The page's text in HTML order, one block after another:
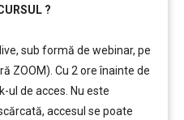
?
sub formă de webinar, pe
ZOOM). Cu 2 ore înainte de
ul de acces. Nu este
accesul se poate